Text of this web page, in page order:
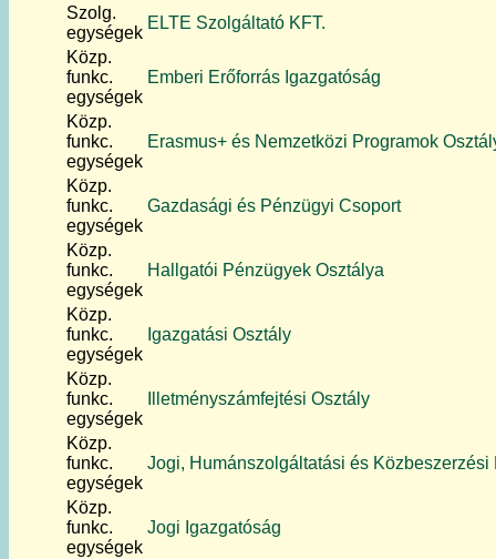
Szolg.
egységek
ELTE Szolgáltató KFT.
Közp.
funkc.
egységek
Emberi Erőforrás Igazgatóság
Közp.
funkc.
egységek
Erasmus+ és Nemzetközi Programok
Közp.
funkc.
egységek
Gazdasági és Pénzügyi Csoport
Közp.
funkc.
egységek
Hallgatói Pénzügyek Osztálya
Közp.
funkc.
egységek
Igazgatási Osztály
Közp.
funkc.
egységek
Illetményszámfejtési Osztály
Közp.
funkc.
egységek
Jogi, Humánszolgáltatási és Közbeszerzési
Közp.
funkc.
egységek
Jogi Igazgatóság